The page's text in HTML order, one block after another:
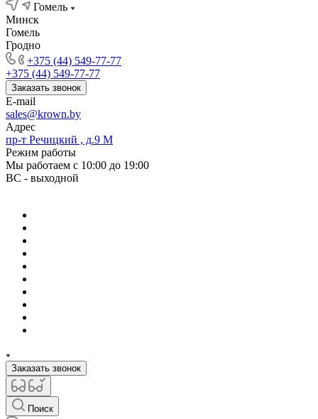
Гомель
Минск
Гомель
Гродно
+375 (44) 549-77-77
+375 (44) 549-77-77
Заказать звонок
E-mail
sales@krown.by
Адрес
пр-т Речицкий , д.9 М
Режим работы
Мы работаем с 10:00 до 19:00
ВС - выходной
Заказать звонок
Поиск